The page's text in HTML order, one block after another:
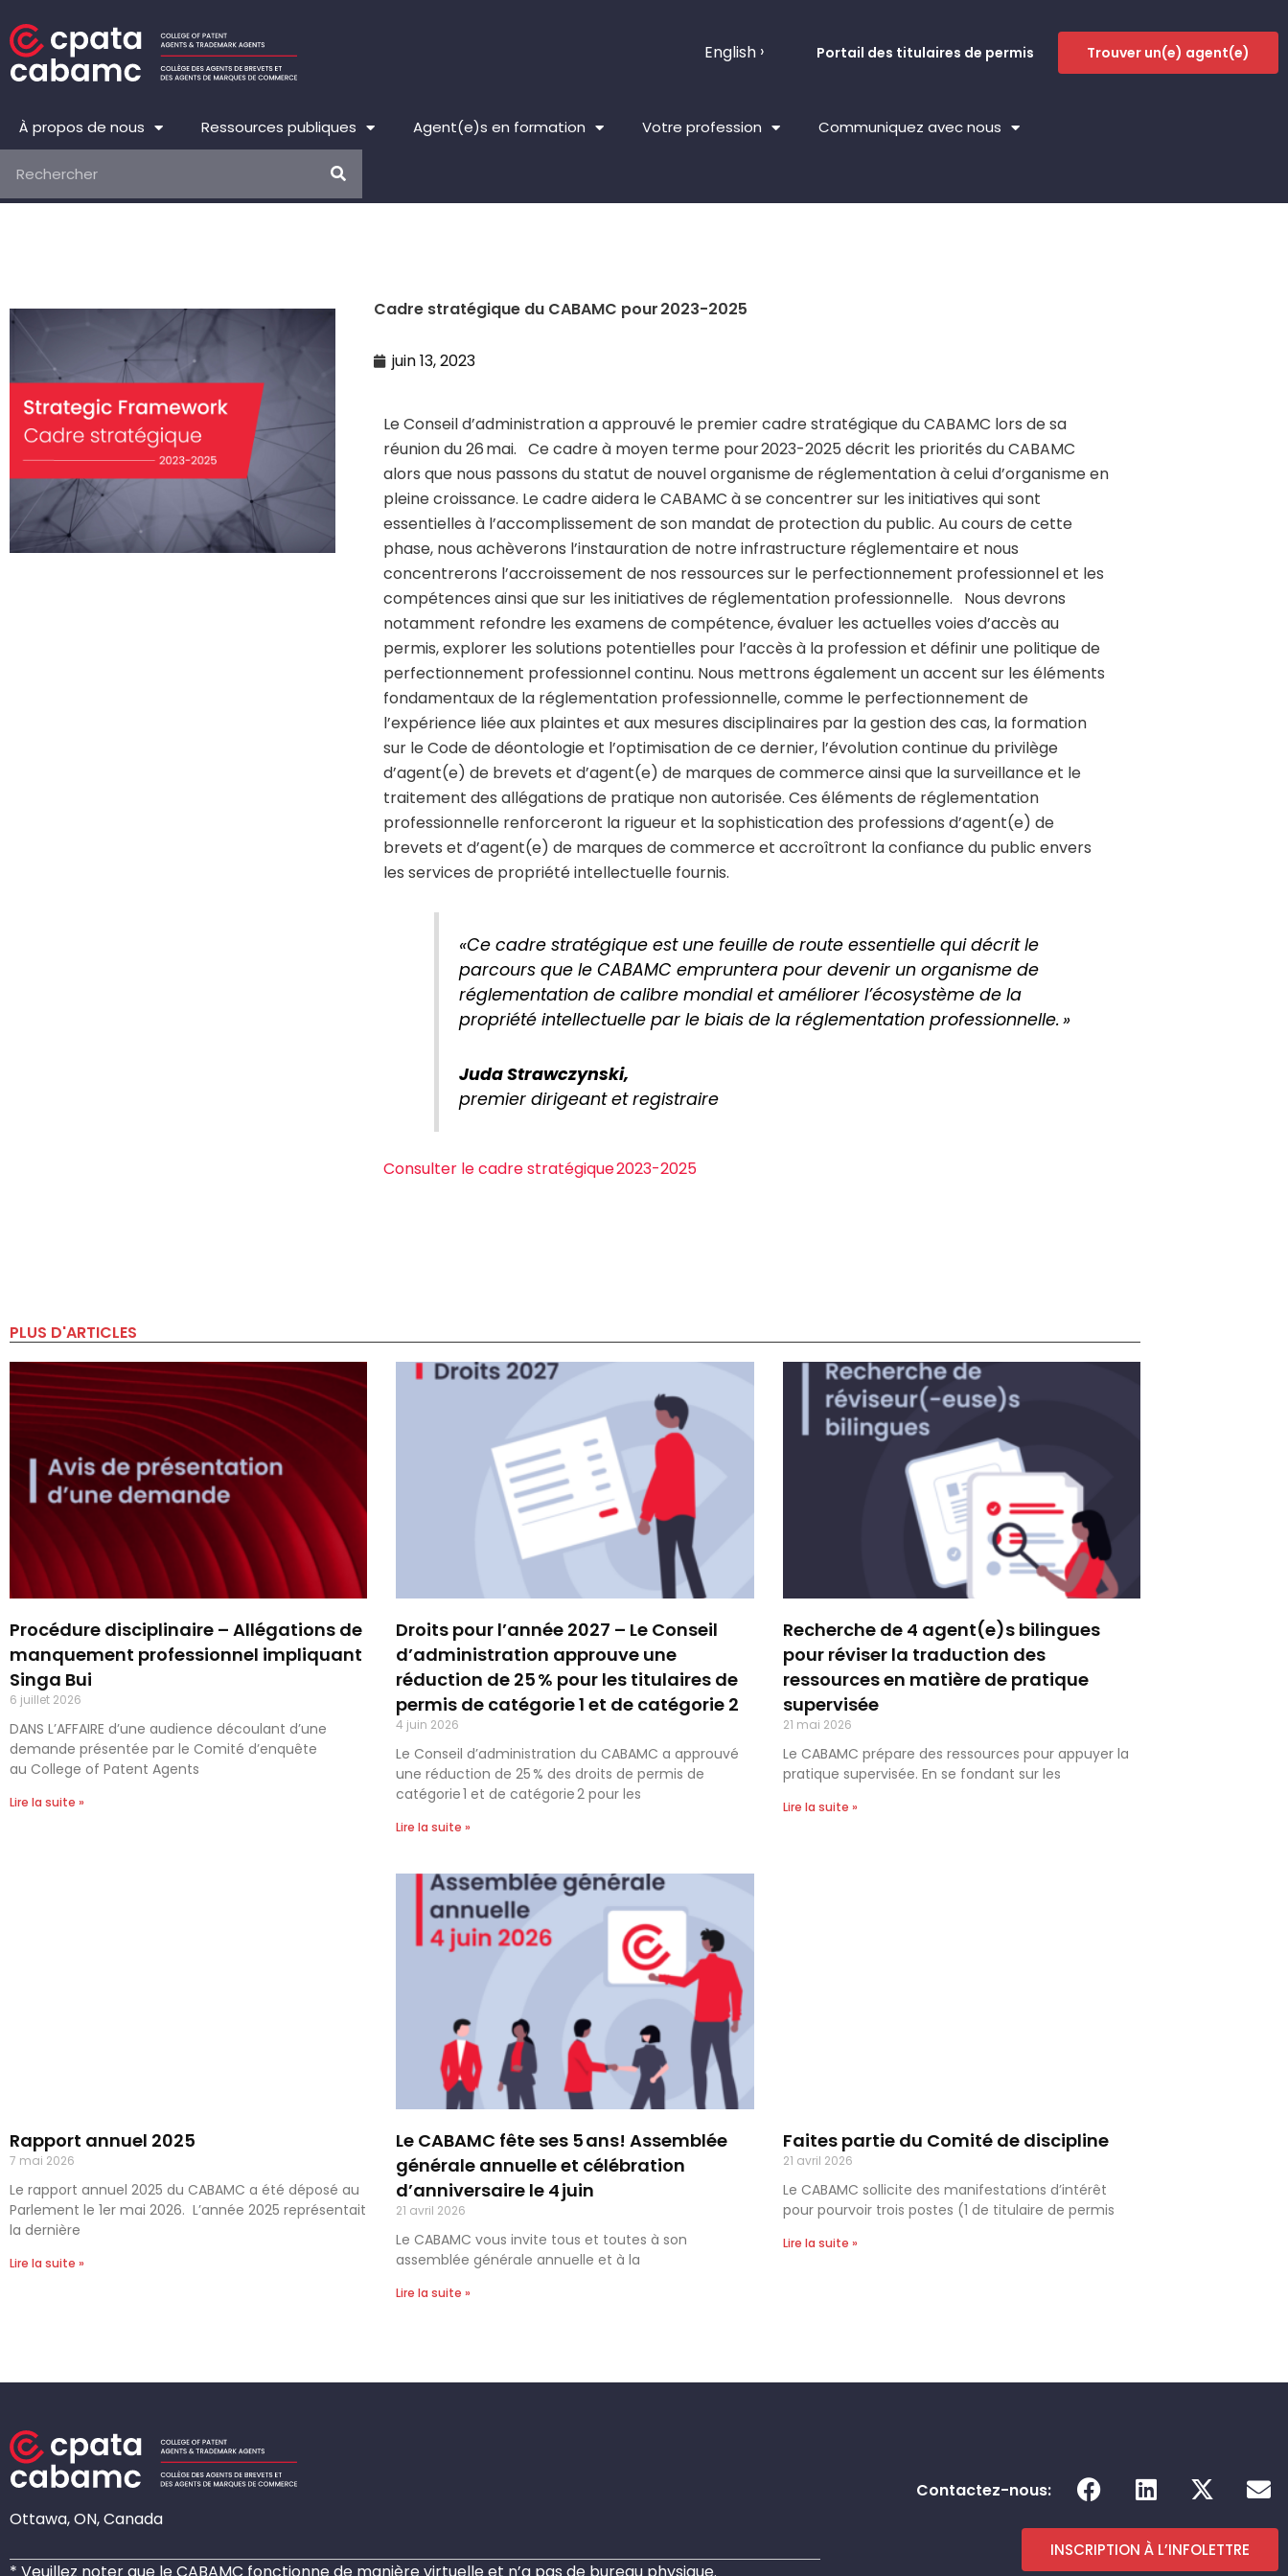
au
contenu
English Portail des titulaires de permis Trouver un(e) agent(e)
À propos de nous Ressources publiques Agent(e)s en formation Votre profession Communiquez avec nous
Cadre stratégique du CABAMC pour 2023-2025
juin 13, 2023
Le Conseil d’administration a approuvé le premier cadre stratégique du CABAMC lors de sa
réunion du 26 mai. Ce cadre à moyen terme pour 2023-2025 décrit les priorités du CABAMC
alors que nous passons du statut de nouvel organisme de réglementation à celui d’organisme en
pleine croissance. Le cadre aidera le CABAMC à se concentrer sur les initiatives qui sont
essentielles à l’accomplissement de son mandat de protection du public. Au cours de cette
phase, nous achèverons l’instauration de notre infrastructure réglementaire et nous
concentrerons l’accroissement de nos ressources sur le perfectionnement professionnel et les
compétences ainsi que sur les initiatives de réglementation professionnelle.
Nous devrons
notamment refondre les examens de compétence, évaluer les actuelles voies d’accès au
permis, explorer les solutions potentielles pour l’accès à la profession et définir une politique de
perfectionnement professionnel continu. Nous mettrons également un accent sur les éléments
fondamentaux de la réglementation professionnelle, comme le perfectionnement de
l’expérience liée aux plaintes et aux mesures disciplinaires par la gestion des cas, la formation
sur le Code de déontologie et l’optimisation de ce dernier, l’évolution continue du privilège
d’agent(e) de brevets et d’agent(e) de marques de commerce ainsi que la surveillance et le
traitement des allégations de pratique non autorisée. Ces éléments de réglementation
professionnelle renforceront la rigueur et la sophistication des professions d’agent(e) de
brevets et d’agent(e) de marques de commerce et accroîtront la confiance du public envers
les services de propriété intellectuelle fournis.
«Ce cadre stratégique est une feuille de route essentielle qui décrit le
parcours que le CABAMC empruntera pour devenir un organisme de
réglementation de calibre mondial et améliorer l’écosystème de la
propriété intellectuelle par le biais de la réglementation professionnelle. »
Juda Strawczynski,
premier dirigeant et registraire
Consulter le cadre stratégique 2023-2025
PLUS D'ARTICLES
Procédure disciplinaire – Allégations de
manquement professionnel impliquant
Singa Bui
6 juillet 2026
DANS L’AFFAIRE d’une audience découlant d’une
demande présentée par le Comité d’enquête
au College of Patent Agents
Lire la suite »
Droits pour l’année 2027 – Le Conseil
d’administration approuve une
réduction de 25 % pour les titulaires de
permis de catégorie 1 et de catégorie 2
4 juin 2026
Le Conseil d’administration du CABAMC a approuvé
une réduction de 25 % des droits de permis de
catégorie 1 et de catégorie 2 pour les
Lire la suite »
Recherche de 4 agent(e)s bilingues
pour réviser la traduction des
ressources en matière de pratique
supervisée
21 mai 2026
Le CABAMC prépare des ressources pour appuyer la
pratique supervisée. En se fondant sur les
Lire la suite »
Rapport annuel 2025
7 mai 2026
Le rapport annuel 2025 du CABAMC a été déposé au
Parlement le 1er mai 2026. L’année 2025 représentait
la dernière
Lire la suite »
Le CABAMC fête ses 5 ans! Assemblée
générale annuelle et célébration
d’anniversaire le 4 juin
21 avril 2026
Le CABAMC vous invite tous et toutes à son
assemblée générale annuelle et à la
Lire la suite »
Faites partie du Comité de discipline
21 avril 2026
Le CABAMC sollicite des manifestations d’intérêt
pour pourvoir trois postes (1 de titulaire de permis
Lire la suite »
Ottawa, ON, Canada
Contactez-nous: F
a
c
e
L
i
n
k
X
-
t
w
E
n
v
INSCRIPTION À L’INFOLETTRE